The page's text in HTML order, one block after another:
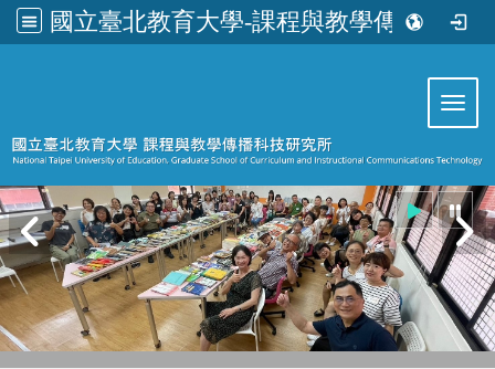
國立臺北教育大學-課程與教學傳播科技研究所